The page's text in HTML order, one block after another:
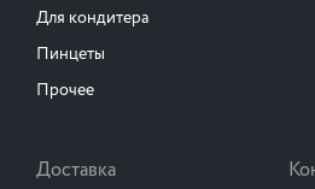
Для кондитера
Пинцеты
Прочее
Доставка